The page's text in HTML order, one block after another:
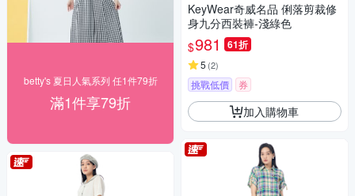
betty's 夏日人氣系列 任1件79折
滿1件享79折
KeyWear奇威名品 俐落剪裁修
身九分西裝褲-淺綠色
$981 61折
5 (2)
挑戰低價 券
加入購物車